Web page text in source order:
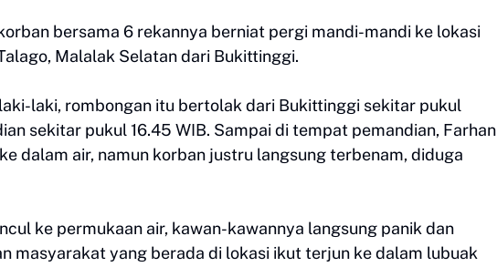
bersama 6 rekannya berniat pergi mandi-mandi ke lokasi
Malalak Selatan dari Bukittinggi.
laki, rombongan itu bertolak dari Bukittinggi sekitar pukul
sekitar pukul 16.45 WIB. Sampai di tempat pemandian, Farhan
dalam air, namun korban justru langsung terbenam, diduga
ke permukaan air, kawan-kawannya langsung panik dan
masyarakat yang berada di lokasi ikut terjun ke dalam lubuak